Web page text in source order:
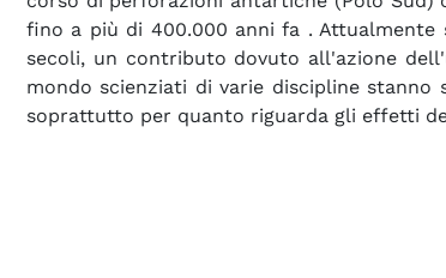
fino a più di 400.000 anni fa .
secoli, un contributo dovuto all'azione
mondo scienziati di varie discipline
soprattutto per quanto riguarda gli effetti